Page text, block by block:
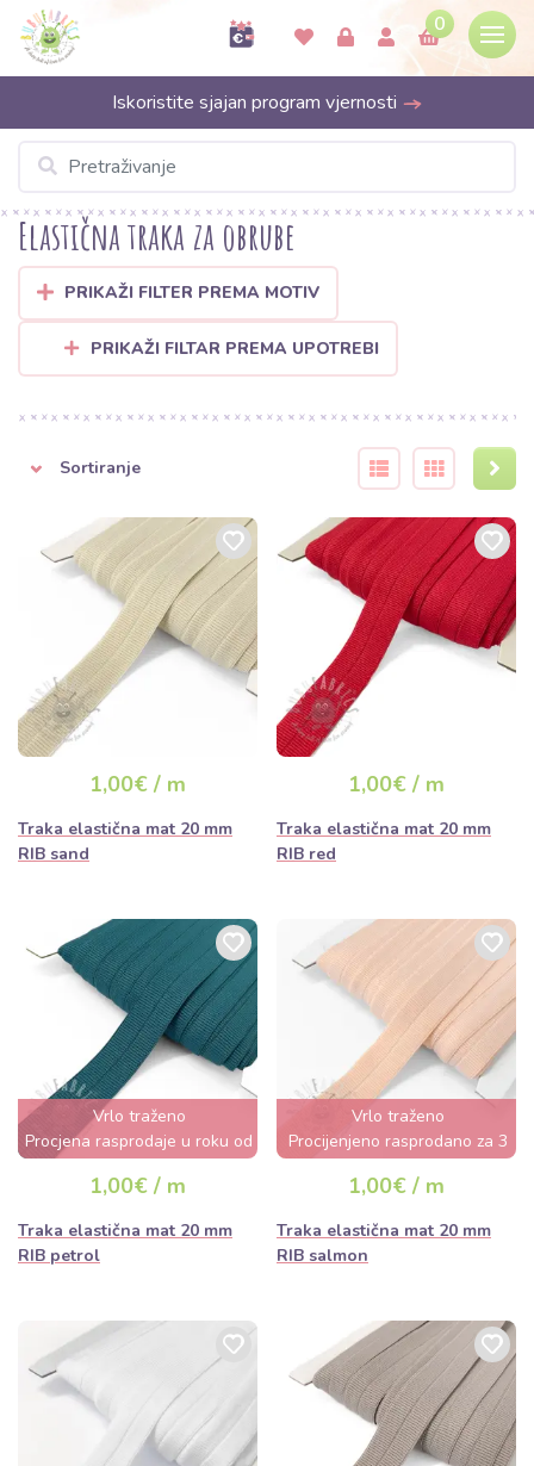
0
Iskoristite sjajan program vjernosti
Elastična traka za obrube
PRIKAŽI FILTER PREMA MOTIV
PRIKAŽI FILTAR PREMA UPOTREBI
Sortiranje
1,00€ / m
Traka elastična mat 20 mm
RIB sand
1,00€ / m
Traka elastična mat 20 mm
RIB red
Vrlo traženo
Procjena rasprodaje u roku od
nekoliko sati
1,00€ / m
Traka elastična mat 20 mm
RIB petrol
Vrlo traženo
Procijenjeno rasprodano za 3
dana
1,00€ / m
Traka elastična mat 20 mm
RIB salmon